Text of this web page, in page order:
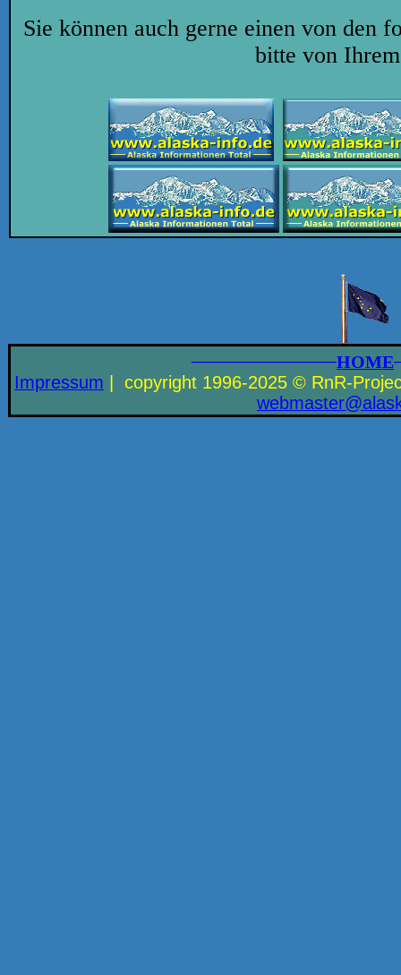
Sie können auch gerne einen von den
bitte von
HOME
Impressum | copyright 1996-2025 © RnR-
ed.ofni-